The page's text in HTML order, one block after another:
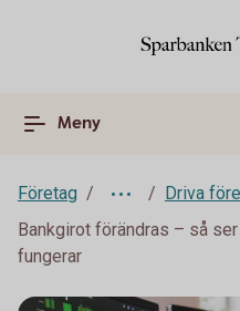
Meny
Företag
Driva
Bankgirot förändras – så
fungerar